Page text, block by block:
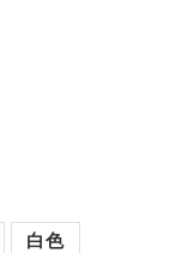
白色